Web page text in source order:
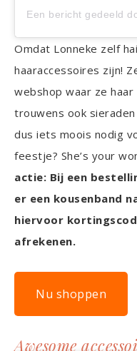
Omdat Lonneke zelf
haaraccessoires zijn!
webshop waar ze
trouwens ook
dus iets moois nodig
feestje? She’s your
actie: Bij een
er een kousenband
hiervoor
afrekenen.
Nu shoppen
Awesome